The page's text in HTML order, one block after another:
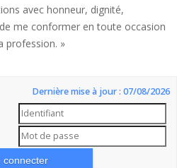
avec honneur, dignité,
me conformer en toute occasion
profession. »
Dernière mise à jour : 07/08/2026